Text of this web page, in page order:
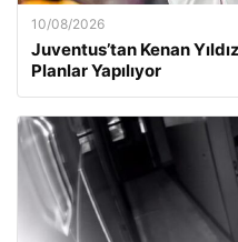
10/08/2026
Juventus’tan Kenan
Planlar Yapılıyor